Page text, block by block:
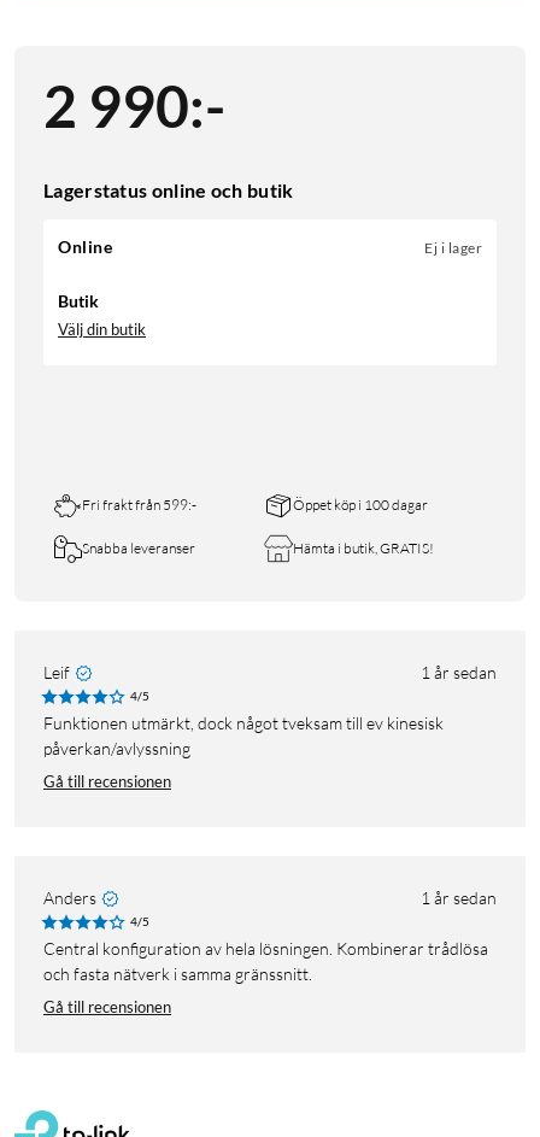
2 990:-
Lagerstatus online och butik
Online Ej i lager
Butik
Välj din butik
Fri frakt från 599:- Öppet köp i 100 dagar
Snabba leveranser Hämta i butik, GRATIS!
Leif 1 år sedan
4/5
Funktionen utmärkt, dock något tveksam till ev kinesisk
påverkan/avlyssning
Gå till recensionen
Anders 1 år sedan
4/5
Central konfiguration av hela lösningen. Kombinerar trådlösa
och fasta nätverk i samma gränssnitt.
Gå till recensionen